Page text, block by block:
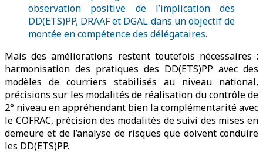
observation positive de l’implication des
DD(ETS)PP, DRAAF et DGAL dans un objectif de
montée en compétence des délégataires.
Mais des améliorations restent toutefois nécessaires :
harmonisation des pratiques des DD(ETS)PP avec des
modèles de courriers stabilisés au niveau national,
précisions sur les modalités de réalisation du contrôle de
2° niveau en appréhendant bien la complémentarité avec
le COFRAC, précision des modalités de suivi des mises en
demeure et de l’analyse de risques que doivent conduire
les DD(ETS)PP.